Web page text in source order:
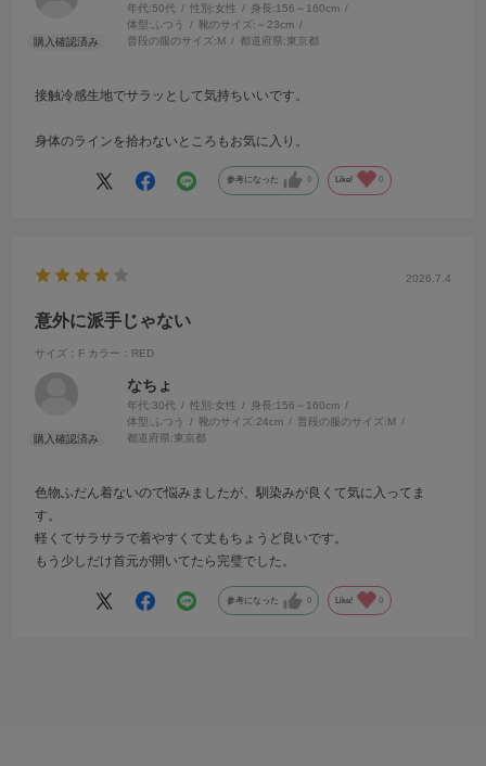
年代:50代 性別:女性 身長:156～160cm
体型: ふつう 靴のサイズ: ～23cm
普段の服のサイズ:M 都道府県:東京都
接触冷感生地でサラッとして気持ちいいです。
身体のラインを拾わないところもお気に入り。
参考になった 0 Like! 0
2026.7.4
意外に派手じゃない
サイズ：F カラー：RED
なちょ
年代:30代 性別:女性 身長:156～160cm
体型: ふつう 靴のサイズ:24cm 普段の服のサイズ:M
都道府県:東京都
色物ふだん着ないので悩みましたが、馴染みが良くて気に入ってま
す。
軽くてサラサラで着やすくて丈もちょうど良いです。
もう少しだけ首元が開いてたら完璧でした。
参考になった 0 Like! 0